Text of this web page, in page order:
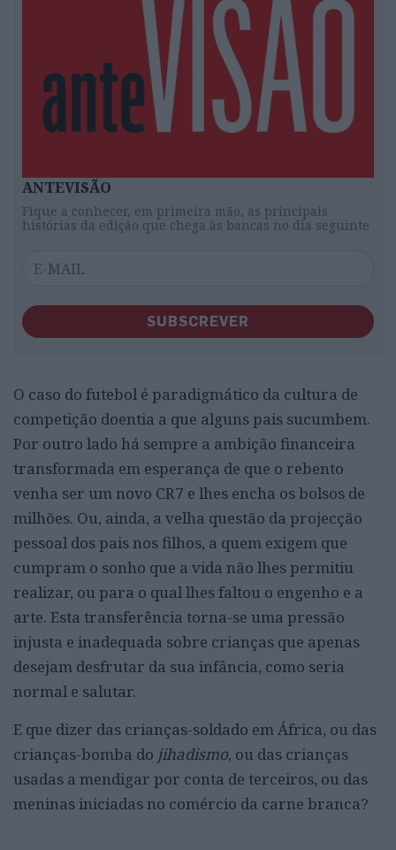
ANTEVISÃO
Fique a conhecer, em primeira mão, as principais
histórias da edição que chega às bancas no dia seguinte
SUBSCREVER
O caso do futebol é paradigmático da cultura de
competição doentia a que alguns pais sucumbem.
Por outro lado há sempre a ambição financeira
transformada em esperança de que o rebento
venha ser um novo CR7 e lhes encha os bolsos de
milhões. Ou, ainda, a velha questão da projecção
pessoal dos pais nos filhos, a quem exigem que
cumpram o sonho que a vida não lhes permitiu
realizar, ou para o qual lhes faltou o engenho e a
arte. Esta transferência torna-se uma pressão
injusta e inadequada sobre crianças que apenas
desejam desfrutar da sua infância, como seria
normal e salutar.
E que dizer das crianças-soldado em África, ou das
crianças-bomba do jihadismo, ou das crianças
usadas a mendigar por conta de terceiros, ou das
meninas iniciadas no comércio da carne branca?